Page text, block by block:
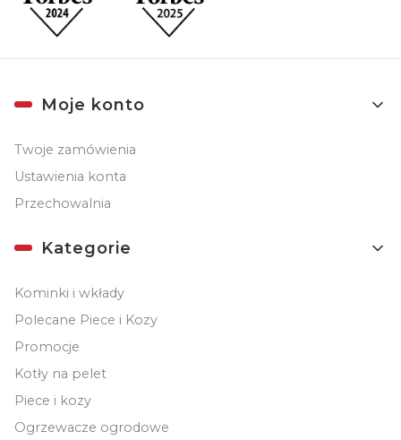
Linki w stopce
Moje konto
Twoje zamówienia
Ustawienia konta
Przechowalnia
Kategorie
Kominki i wkłady
Polecane Piece i Kozy
Promocje
Kotły na pelet
Piece i kozy
Ogrzewacze ogrodowe